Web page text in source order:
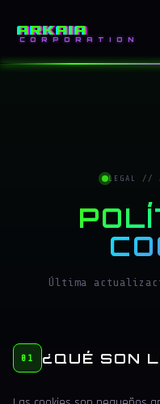
ARKAIA
CORPORATION
LEGAL //
Última
01 ¿QUÉ SON